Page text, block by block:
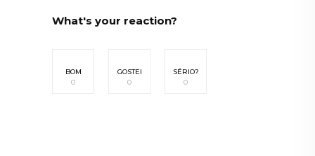
What's your reaction?
BOM
0
GOSTEI
0
SÉRIO?
0